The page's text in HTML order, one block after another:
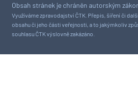
Obsah stránek je chráněn autorským
Využíváme zpravodajství ČTK. Přepis, šíření či
obsahu či jeho části veřejnosti, a to jakýmkoliv
souhlasu ČTK výslovně zakázáno.